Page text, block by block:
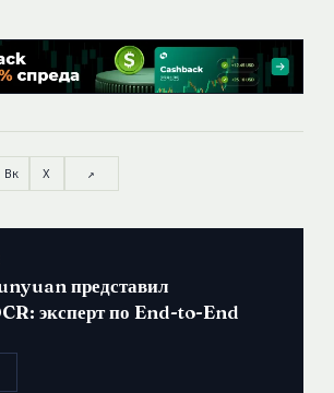
Вк X ↗
представил
эксперт по End-to-End